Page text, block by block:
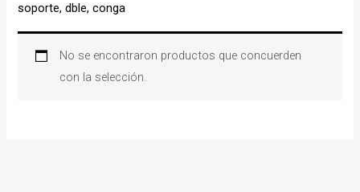
soporte, dble, conga
No se encontraron productos que concuerden
con la selección.